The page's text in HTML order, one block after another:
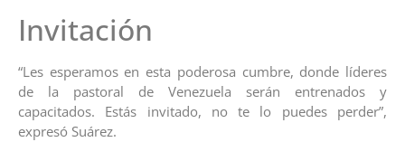
Invitación
“Les esperamos en esta poderosa cumbre, donde líderes
de la pastoral de Venezuela serán entrenados y
capacitados. Estás invitado, no te lo puedes perder”,
expresó Suárez.